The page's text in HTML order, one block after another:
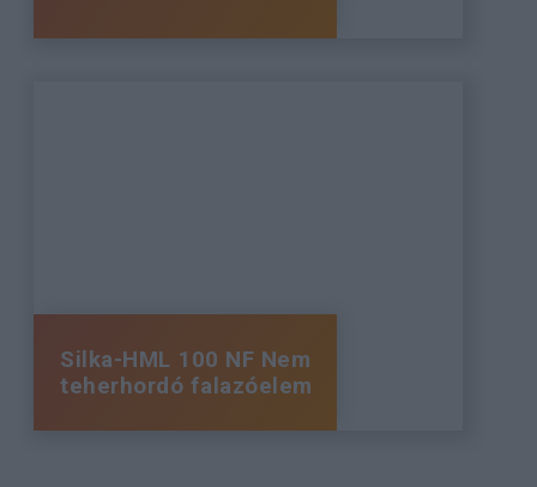
Silka-HML 100 NF Nem
teherhordó falazóelem